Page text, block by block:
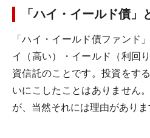
「ハイ・イールド債」
「ハイ・イールド債ファンド
イ（高い）・イールド（利回
資信託のことです。投資をす
いにこしたことはありません
が、当然それには理由がありま